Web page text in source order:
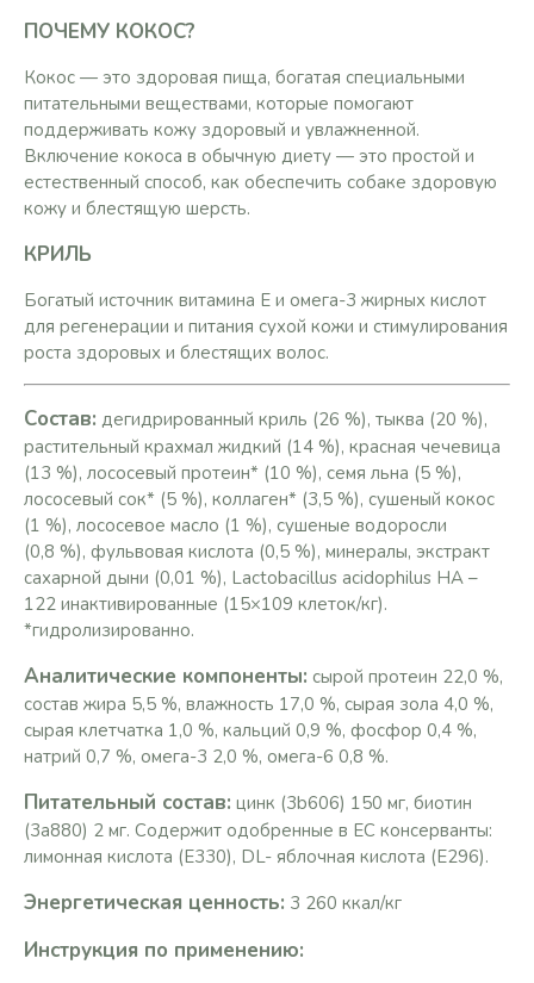
ПОЧЕМУ КОКОС?
Кокос — это здоровая пища, богатая специальными
питательными веществами, которые помогают
поддерживать кожу здоровый и увлажненной.
Включение кокоса в обычную диету — это простой и
естественный способ, как обеспечить собаке здоровую
кожу и блестящую шерсть.
КРИЛЬ
Богатый источник витамина Е и омега-3 жирных кислот
для регенерации и питания сухой кожи и стимулирования
роста здоровых и блестящих волос.
Состав: дегидрированный криль (26 %), тыква (20 %),
растительный крахмал жидкий (14 %), красная чечевица
(13 %), лососевый протеин* (10 %), семя льна (5 %),
лососевый сок* (5 %), коллаген* (3,5 %), сушеный кокос
(1 %), лососевое масло (1 %), сушеные водоросли
(0,8 %), фульвовая кислота (0,5 %), минералы, экстракт
сахарной дыни (0,01 %), Lactobacillus acidophilus HA –
122 инактивированные (15×109 клеток/кг).
*гидролизированно.
Аналитические компоненты: сырой протеин 22,0 %,
состав жира 5,5 %, влажность 17,0 %, сырая зола 4,0 %,
сырая клетчатка 1,0 %, кальций 0,9 %, фосфор 0,4 %,
натрий 0,7 %, омега-3 2,0 %, омега-6 0,8 %.
Питательный состав: цинк (3b606) 150 мг, биотин
(3a880) 2 мг. Содержит одобренные в ЕС консерванты:
лимонная кислота (E330), DL- яблочная кислота (E296).
Энергетическая ценность: 3 260 ккал/кг
Инструкция по применению: